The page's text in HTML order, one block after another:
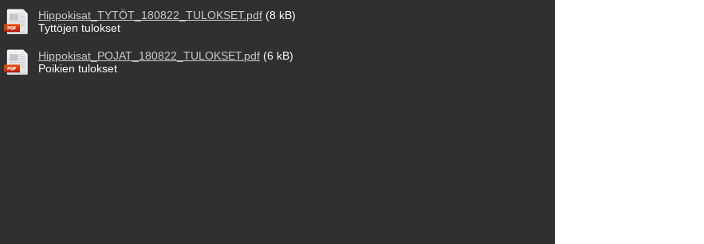
Hippokisat_TYTÖT_180822_TULOKSET.pdf (8 kB)
Tyttöjen tulokset
Hippokisat_POJAT_180822_TULOKSET.pdf (6 kB)
Poikien tulokset